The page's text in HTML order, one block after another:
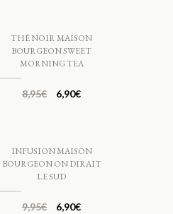
THÉ NOIR MAISON
BOURGEON SWEET
MORNING TEA
8,95€ 6,90€
INFUSION MAISON
BOURGEON ON DIRAIT
LE SUD
9,95€ 6,90€